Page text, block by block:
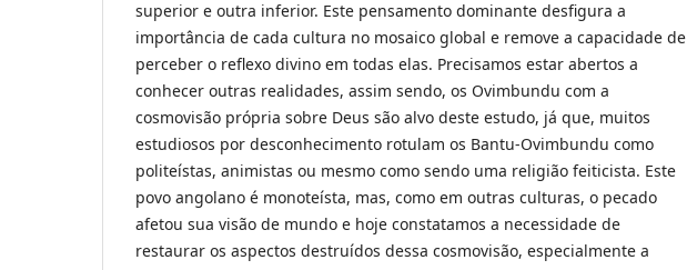
superior e outra inferior. Este pensamento dominante desfigura a
importância de cada cultura no mosaico global e remove a capacidade de
perceber o reflexo divino em todas elas. Precisamos estar abertos a
conhecer outras realidades, assim sendo, os Ovimbundu com a
cosmovisão própria sobre Deus são alvo deste estudo, já que, muitos
estudiosos por desconhecimento rotulam os Bantu-Ovimbundu como
politeístas, animistas ou mesmo como sendo uma religião feiticista. Este
povo angolano é monoteísta, mas, como em outras culturas, o pecado
afetou sua visão de mundo e hoje constatamos a necessidade de
restaurar os aspectos destruídos dessa cosmovisão, especialmente a